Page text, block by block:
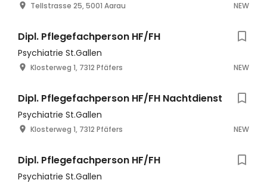
Tellstrasse 25, 5001 Aarau NEW
Dipl. Pflegefachperson HF/FH
Psychiatrie St.Gallen
Klosterweg 1, 7312 Pfäfers NEW
Dipl. Pflegefachperson HF/FH Nachtdienst
Psychiatrie St.Gallen
Klosterweg 1, 7312 Pfäfers NEW
Dipl. Pflegefachperson HF/FH
Psychiatrie St.Gallen